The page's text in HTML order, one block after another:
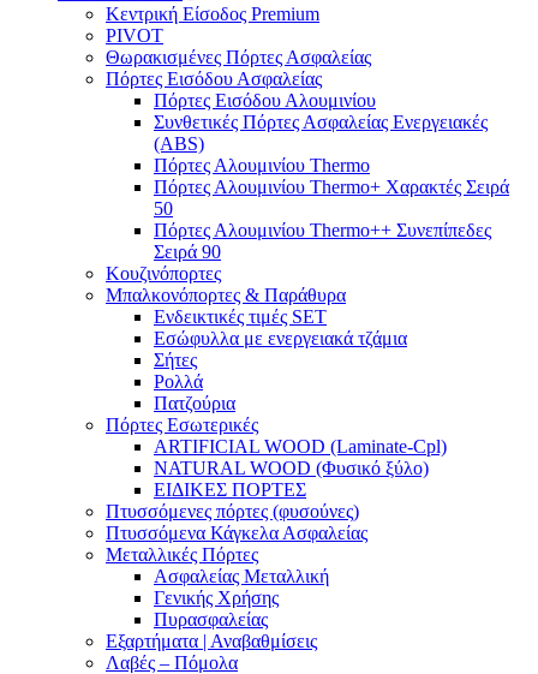
Κεντρική Είσοδος Premium
PIVOT
Θωρακισμένες Πόρτες Ασφαλείας
Πόρτες Εισόδου Ασφαλείας
Πόρτες Eισόδου Αλουμινίου
Συνθετικές Πόρτες Ασφαλείας Ενεργειακές
(ABS)
Πόρτες Αλουμινίου Thermo
Πόρτες Αλουμινίου Thermo+ Χαρακτές Σειρά
50
Πόρτες Αλουμινίου Thermo++ Συνεπίπεδες
Σειρά 90
Κουζινόπορτες
Μπαλκονόπορτες & Παράθυρα
Ενδεικτικές τιμές SET
Εσώφυλλα με ενεργειακά τζάμια
Σήτες
Ρολλά
Πατζούρια
Πόρτες Εσωτερικές
ARTIFICIAL WOOD (Laminate-Cpl)
NATURAL WOOD (Φυσικό ξύλο)
ΕΙΔΙΚΕΣ ΠΟΡΤΕΣ
Πτυσσόμενες πόρτες (φυσούνες)
Πτυσσόμενα Κάγκελα Ασφαλείας
Μεταλλικές Πόρτες
Ασφαλείας Μεταλλική
Γενικής Χρήσης
Πυρασφαλείας
Εξαρτήματα | Αναβαθμίσεις
Λαβές – Πόμολα